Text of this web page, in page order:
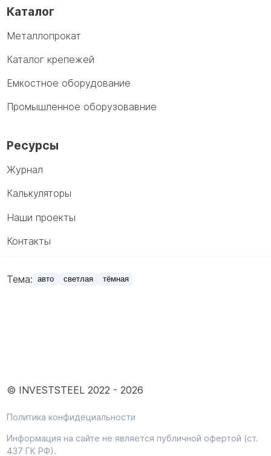
Каталог
Металлопрокат
Каталог крепежей
Емкостное оборудование
Промышленное оборузовавние
Ресурсы
Журнал
Калькуляторы
Наши проекты
Контакты
Тема: авто светлая тёмная
© INVESTSTEEL 2022 -2026
Политика конфидециальности
Информация на сайте не является публичной офертой (ст.
437 ГК РФ).